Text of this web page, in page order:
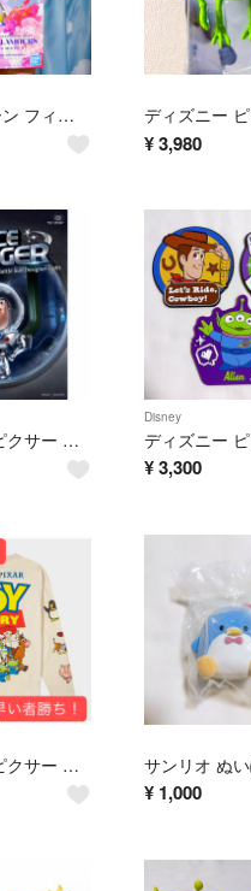
セーラームーン フィギュア
¥ 3,980
ディズニー ピクサー トイストーリー ニセものバズがやってきた フィギュア
Disney
¥ 3,300
ディズニー ピクサー トイストーリー ロンT
¥ 1,000